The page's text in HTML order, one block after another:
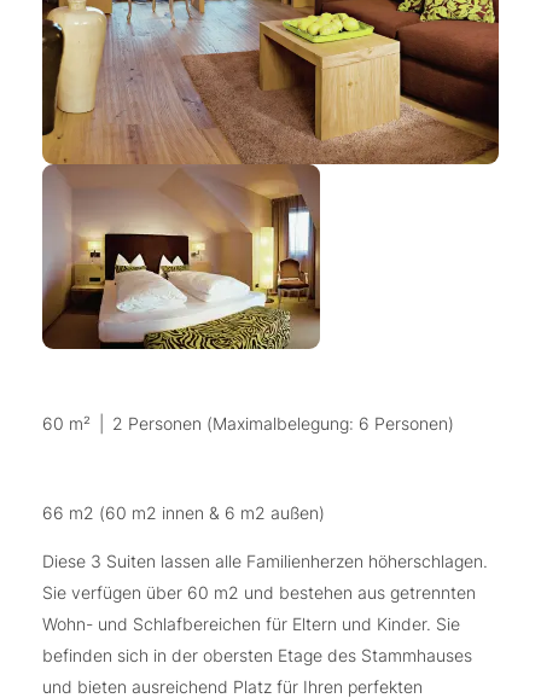
60 m² 2 Personen (Maximalbelegung: 6 Personen)
66 m2 (60 m2 innen & 6 m2 außen)
Diese 3 Suiten lassen alle Familienherzen höherschlagen.
Sie verfügen über 60 m2 und bestehen aus getrennten
Wohn- und Schlafbereichen für Eltern und Kinder. Sie
befinden sich in der obersten Etage des Stammhauses
und bieten ausreichend Platz für Ihren perfekten